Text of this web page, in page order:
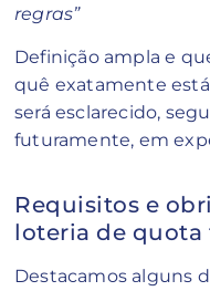
regras”
Definição ampla e
quê exatamente
será esclarecido,
futuramente, em
Requisitos e
loteria de quota
Destacamos alguns